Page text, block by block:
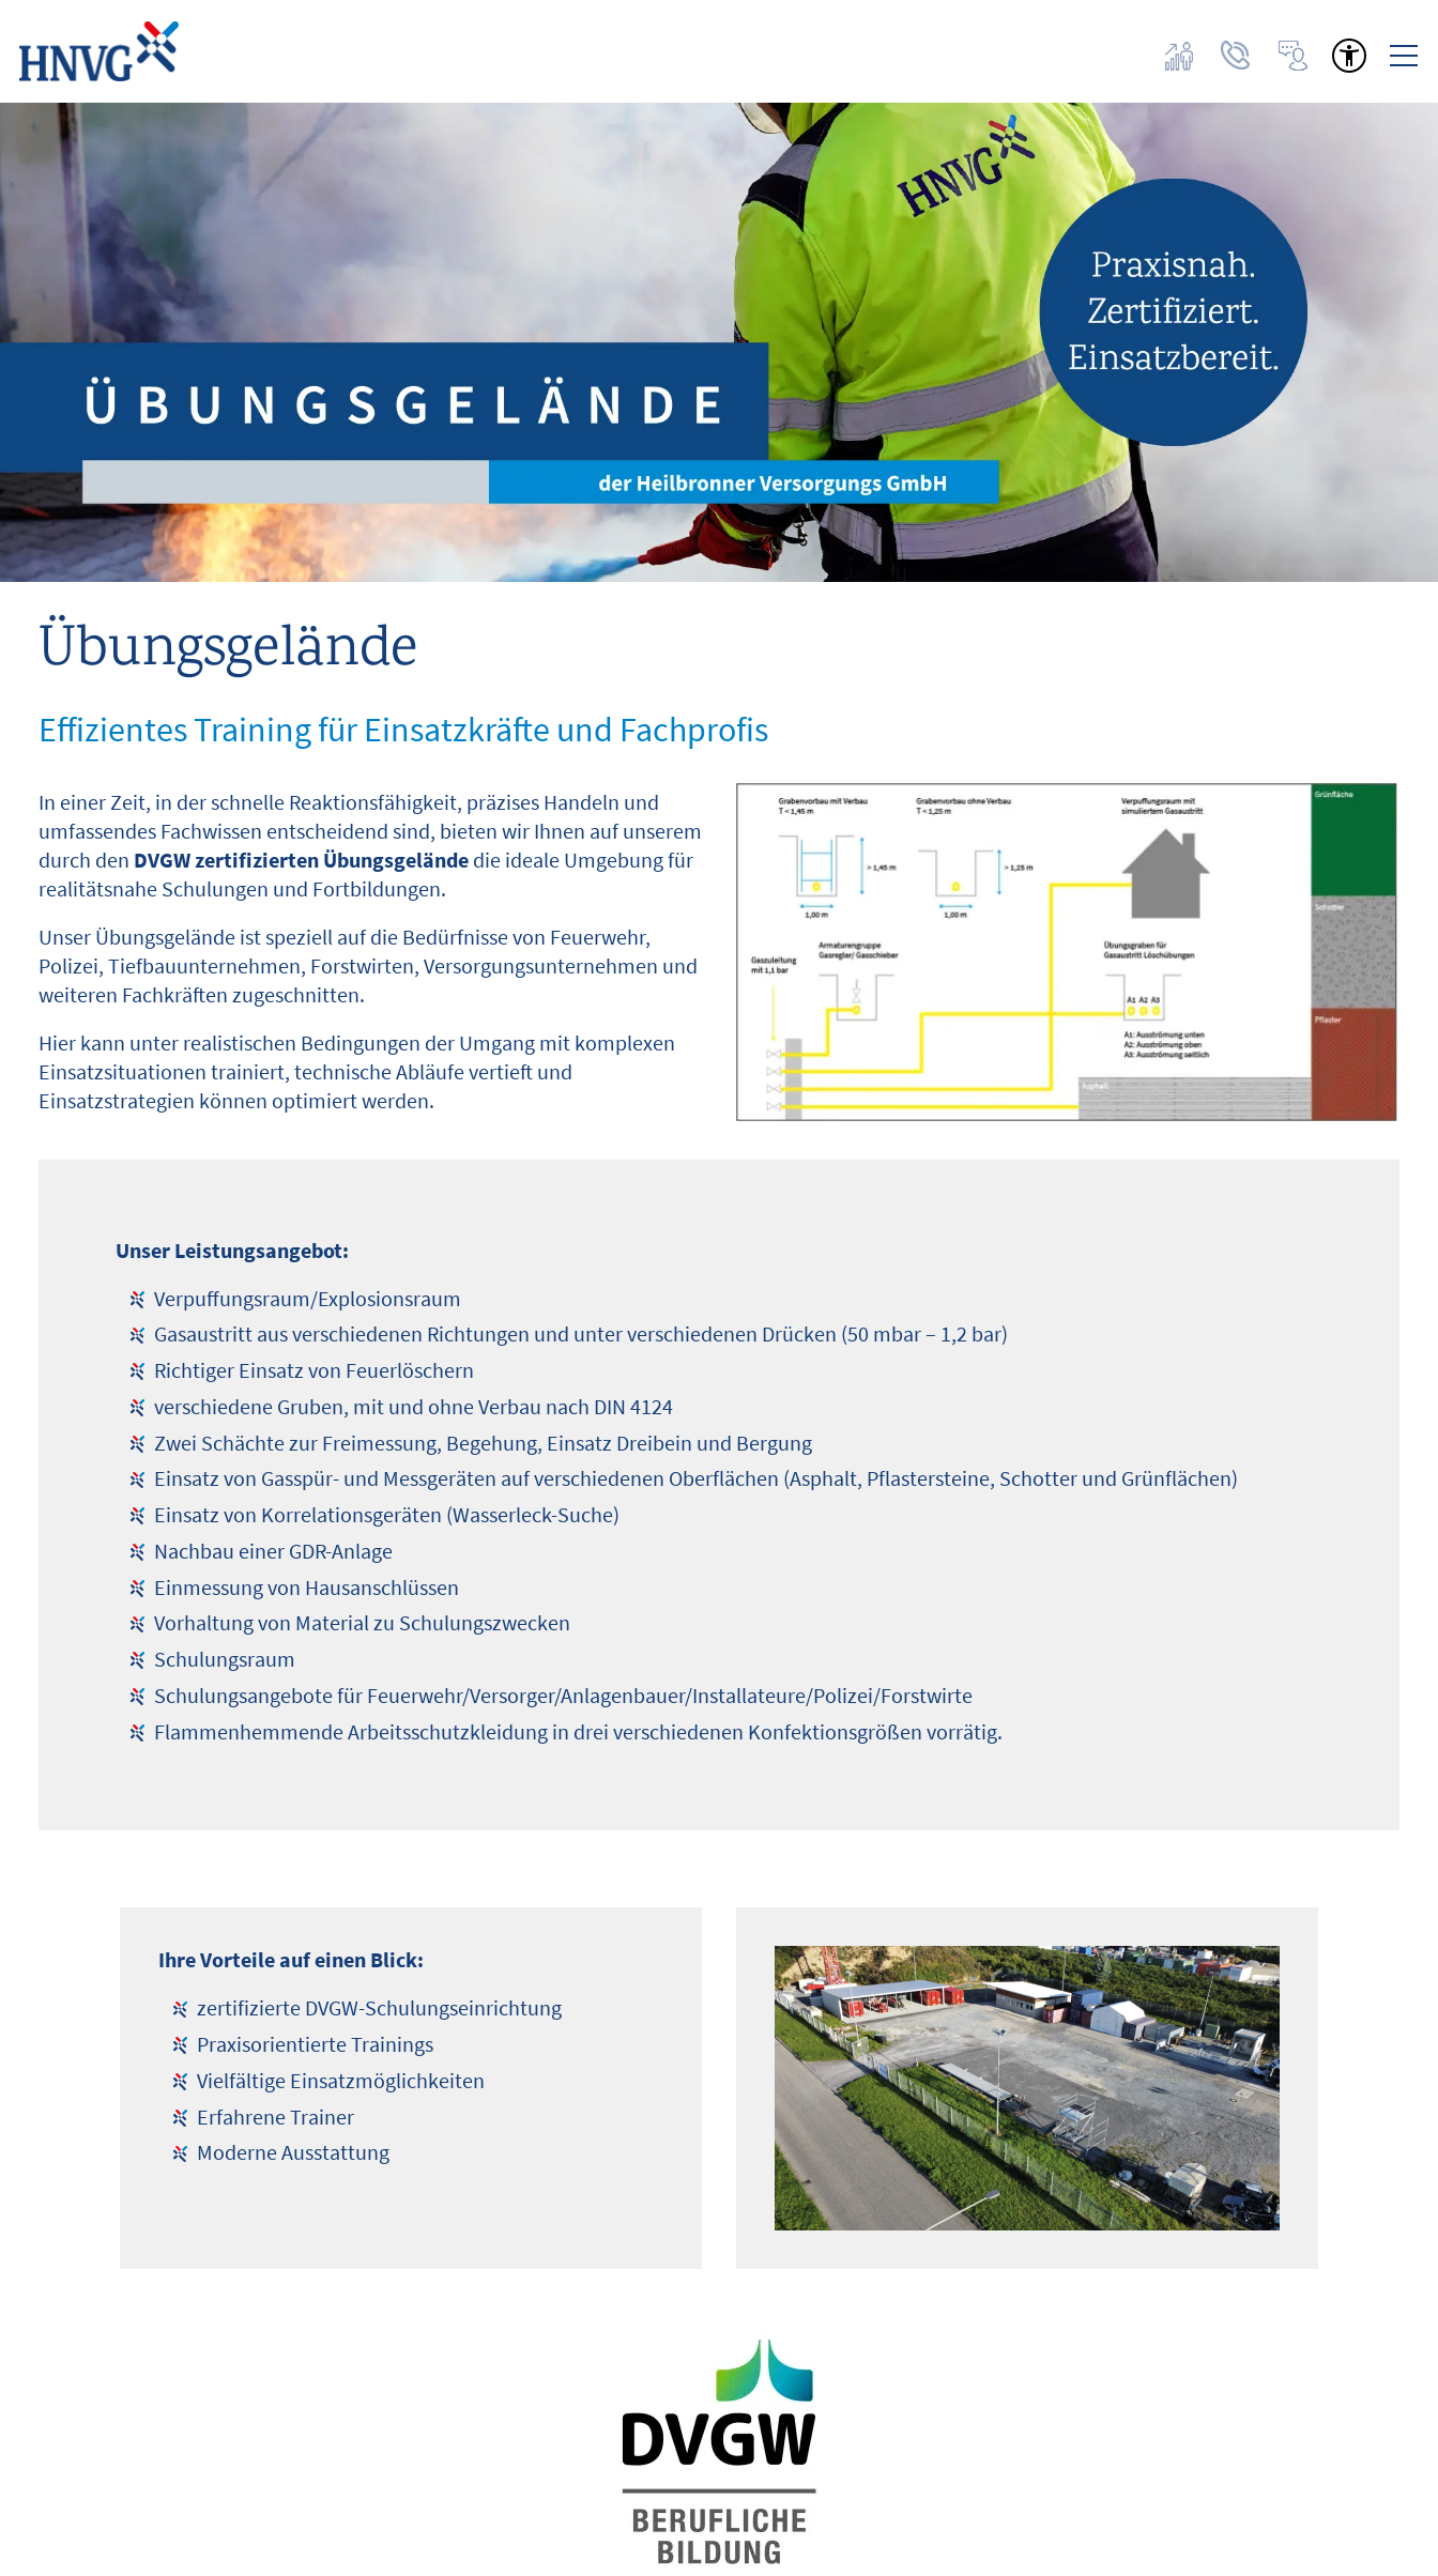
Home
Angebote | Tarife
Netze
Dienstleistungen
Kommunen | Industrie
Labor
Containerterminal
Standrohrvermietung
Service
Über uns
Kontakt
Suche
Übungsgelände
Effizientes Training für Einsatzkräfte und Fachprofis
In einer Zeit, in der schnelle Reaktionsfähigkeit, präzises Handeln und
umfassendes Fachwissen entscheidend sind, bieten wir Ihnen auf unserem
durch den DVGW zertifizierten Übungsgelände die ideale Umgebung für
realitätsnahe Schulungen und Fortbildungen.
Unser Übungsgelände ist speziell auf die Bedürfnisse von Feuerwehr,
Polizei, Tiefbauunternehmen, Forstwirten, Versorgungsunternehmen und
weiteren Fachkräften zugeschnitten.
Hier kann unter realistischen Bedingungen der Umgang mit komplexen
Einsatzsituationen trainiert, technische Abläufe vertieft und
Einsatzstrategien können optimiert werden.
Unser Leistungsangebot:
Verpuffungsraum/Explosionsraum
Gasaustritt aus verschiedenen Richtungen und unter verschiedenen Drücken (50 mbar – 1,2 bar)
Richtiger Einsatz von Feuerlöschern
verschiedene Gruben, mit und ohne Verbau nach DIN 4124
Zwei Schächte zur Freimessung, Begehung, Einsatz Dreibein und Bergung
Einsatz von Gasspür- und Messgeräten auf verschiedenen Oberflächen (Asphalt, Pflastersteine, Schotter und Grünflächen)
Einsatz von Korrelationsgeräten (Wasserleck-Suche)
Nachbau einer GDR-Anlage
Einmessung von Hausanschlüssen
Vorhaltung von Material zu Schulungszwecken
Schulungsraum
Schulungsangebote für Feuerwehr/Versorger/Anlagenbauer/Installateure/Polizei/Forstwirte
Flammenhemmende Arbeitsschutzkleidung in drei verschiedenen Konfektionsgrößen vorrätig.
Ihre Vorteile auf einen Blick:
zertifizierte DVGW-Schulungseinrichtung
Praxisorientierte Trainings
Vielfältige Einsatzmöglichkeiten
Erfahrene Trainer
Moderne Ausstattung